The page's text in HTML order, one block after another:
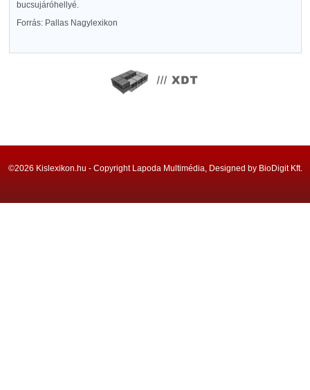
bucsujáróhellyé.
Forrás: Pallas Nagylexikon
©2026 Kislexikon.hu - Copyright Lapoda Multimédia, Designed by BioDigit Kft.